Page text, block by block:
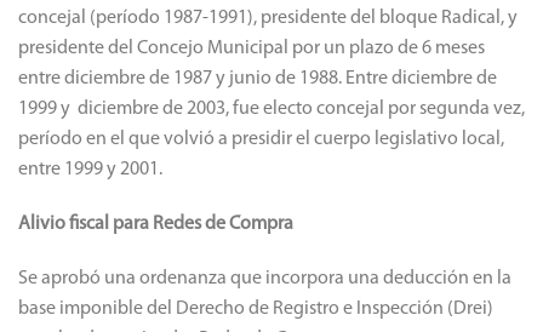
concejal (período 1987-1991), presidente del bloque Radical, y
presidente del Concejo Municipal por un plazo de 6 meses
entre diciembre de 1987 y junio de 1988. Entre diciembre de
1999 y diciembre de 2003, fue electo concejal por segunda vez,
período en el que volvió a presidir el cuerpo legislativo local,
entre 1999 y 2001.
Alivio fiscal para Redes de Compra
Se aprobó una ordenanza que incorpora una deducción en la
base imponible del Derecho de Registro e Inspección (Drei)